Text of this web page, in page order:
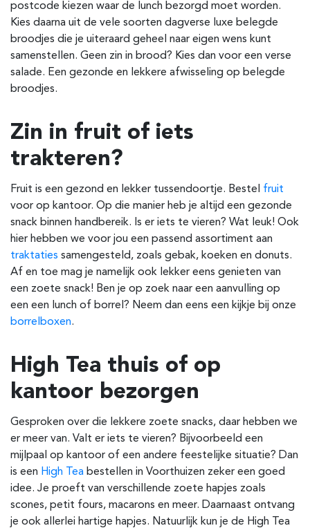
postcode kiezen waar de lunch bezorgd moet worden.
Kies daarna uit de vele soorten dagverse luxe belegde
broodjes die je uiteraard geheel naar eigen wens kunt
samenstellen. Geen zin in brood? Kies dan voor een verse
salade. Een gezonde en lekkere afwisseling op belegde
broodjes.
Zin in fruit of iets
trakteren?
Fruit is een gezond en lekker tussendoortje. Bestel fruit
voor op kantoor. Op die manier heb je altijd een gezonde
snack binnen handbereik. Is er iets te vieren? Wat leuk! Ook
hier hebben we voor jou een passend assortiment aan
traktaties samengesteld, zoals gebak, koeken en donuts.
Af en toe mag je namelijk ook lekker eens genieten van
een zoete snack! Ben je op zoek naar een aanvulling op
een een lunch of borrel? Neem dan eens een kijkje bij onze
borrelboxen.
High Tea thuis of op
kantoor bezorgen
Gesproken over die lekkere zoete snacks, daar hebben we
er meer van. Valt er iets te vieren? Bijvoorbeeld een
mijlpaal op kantoor of een andere feestelijke situatie? Dan
is een High Tea bestellen in Voorthuizen zeker een goed
idee. Je proeft van verschillende zoete hapjes zoals
scones, petit fours, macarons en meer. Daarnaast ontvang
je ook allerlei hartige hapjes. Natuurlijk kun je de High Tea